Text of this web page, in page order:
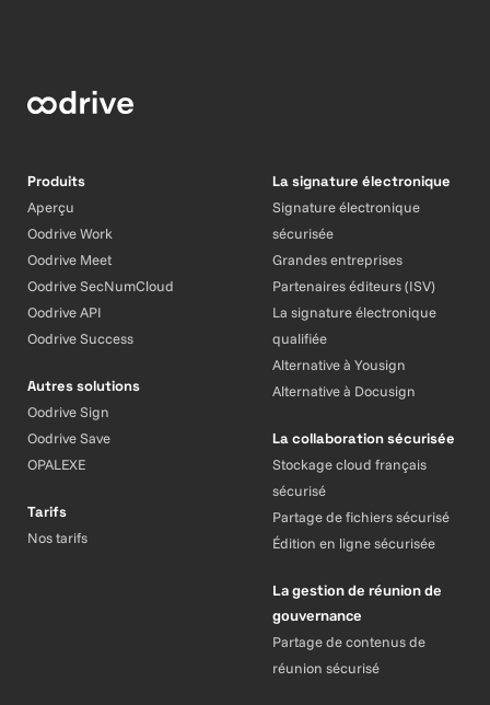
Produits
Aperçu
Oodrive Work
Oodrive Meet
Oodrive SecNumCloud
Oodrive API
Oodrive Success
Autres solutions
Oodrive Sign
Oodrive Save
OPALEXE
Tarifs
Nos tarifs
La signature électronique
Signature électronique
sécurisée
Grandes entreprises
Partenaires éditeurs (ISV)
La signature électronique
qualifiée
Alternative à Yousign
Alternative à Docusign
La collaboration sécurisée
Stockage cloud français
sécurisé
Partage de fichiers sécurisé
Édition en ligne sécurisée
La gestion de réunion de
gouvernance
Partage de contenus de
réunion sécurisé